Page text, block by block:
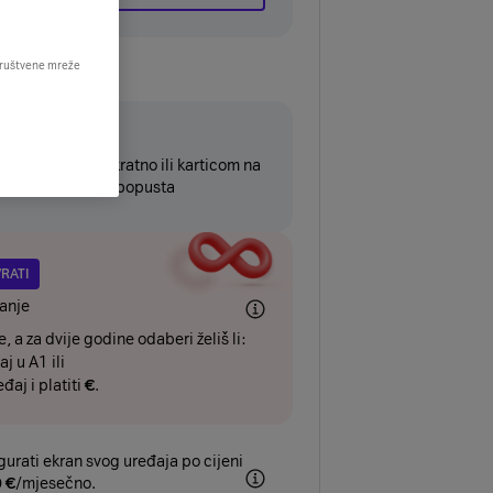
platiti jednokratno ili karticom na
popusta
a za dvije godine odaberi želiš li:
u A1 ili
i platiti €.
ekran svog uređaja po cijeni
€/mjesečno.
mreže